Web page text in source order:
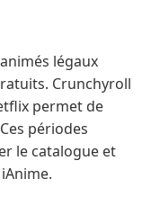
légaux
Crunchyroll
permet de
périodes
le catalogue et